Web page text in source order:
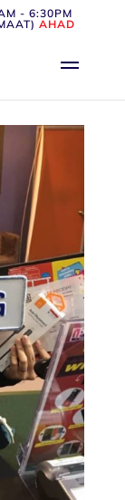
- 6:30PM
AHAD